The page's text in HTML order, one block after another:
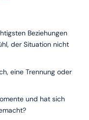
Beziehungen
der Situation nicht
eine Trennung oder
und hat sich